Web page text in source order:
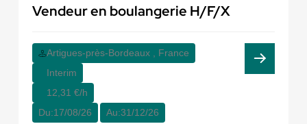
Vendeur en boulangerie H/F/X
Artigues-près-Bordeaux , France
Interim
12,31 €/h
Du:17/08/26 Au:31/12/26